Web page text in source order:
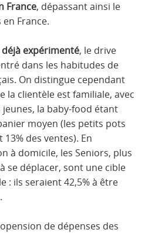
France, dépassant ainsi le
France.
déjà expérimenté, le drive
dans les habitudes de
On distingue cependant
la clientèle est familiale, avec
la baby-food étant
moyen (les petits pots
des ventes). En
à domicile, les Seniors, plus
se déplacer, sont une cible
: ils seraient 42,5% à être
de dépenses des